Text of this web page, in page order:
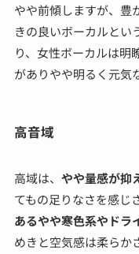
やや前傾しますが、豊
きの良いボーカルと
り、女性ボーカルは明
がありやや明るく元気
高音域
高域は、 やや量感が抑
てもの足りなさを感じ
あるやや寒色系やドラ
めきと空気感は柔らか